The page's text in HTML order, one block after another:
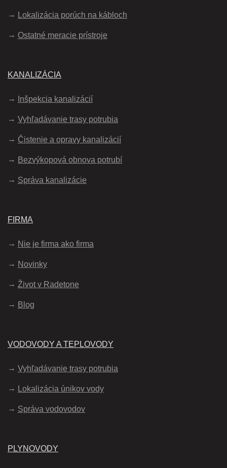
Lokalizácia porúch na kábloch
Ostatné meracie prístroje
KANALIZÁCIA
Inšpekcia kanalizácií
Vyhľadávanie trasy potrubia
Čistenie a opravy kanalizácií
Bezvýkopová obnova potrubí
Správa kanalizácie
FIRMA
Nie je firma ako firma
Novinky
Život v Radetone
Blog
VODOVODY A TEPLOVODY
Vyhľadávanie trasy potrubia
Lokalizácia únikov vody
Správa vodovodov
PLYNOVODY